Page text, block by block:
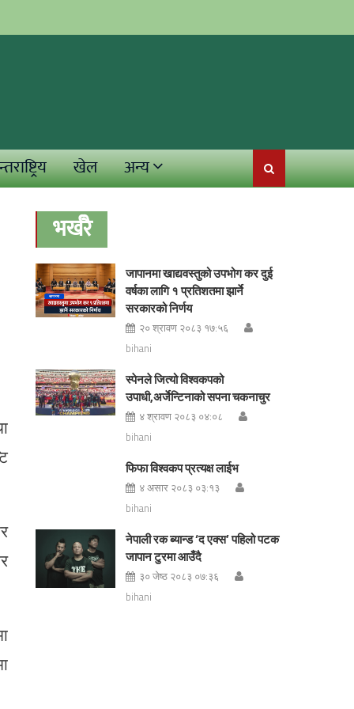
खेल अन्य
भर्खरै
जापानमा खाद्यवस्तुको उपभोग कर दुई
वर्षका लागि १ प्रतिशतमा झार्ने
सरकारको निर्णय
२० श्रावण २०८३ १७:५६
bihani
स्पेनले जित्यो विश्वकपको
उपाधी,अर्जेन्टिनाको सपना चकनाचुर
४ श्रावण २०८३ ०४:०८
bihani
फिफा विश्वकप प्रत्यक्ष लाईभ
४ असार २०८३ ०३:१३
bihani
नेपाली रक ब्यान्ड ‘द एक्स’ पहिलो पटक
जापान टुरमा आउँदै
३० जेष्ठ २०८३ ०७:३६
bihani